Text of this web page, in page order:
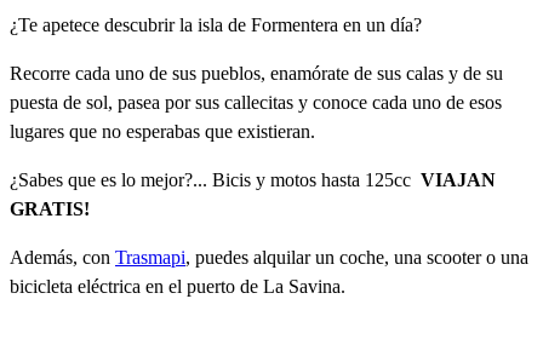
¿Te apetece descubrir la isla de Formentera en un día?
Recorre cada uno de sus pueblos, enamórate de sus calas y de su
puesta de sol, pasea por sus callecitas y conoce cada uno de esos
lugares que no esperabas que existieran.
¿Sabes que es lo mejor?... Bicis y motos hasta 125cc VIAJAN
GRATIS!
Además, con Trasmapi, puedes alquilar un coche, una scooter o una
bicicleta eléctrica en el puerto de La Savina.